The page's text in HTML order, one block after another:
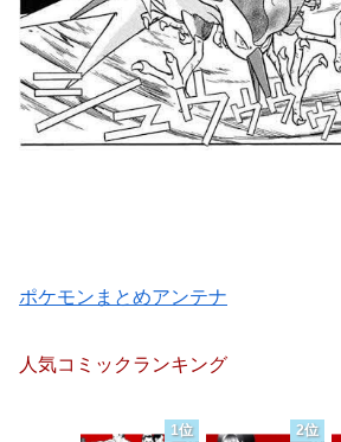
ポケモンまとめアンテナ
人気コミックランキング
1位 2位